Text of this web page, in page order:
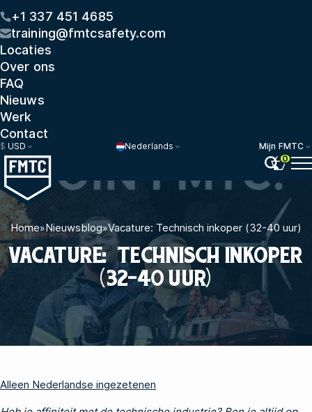
+1 337 451 4685
training@fmtcsafety.com
Locaties
Over ons
FAQ
Nieuws
Werk
Contact
$ USD Nederlands
Mijn FMTC
0
Home»Nieuwsblog»Vacature: Technisch inkoper (32-40 uur)
VACATURE: TECHNISCH INKOPER
(32-40 UUR)
Alleen Nederlandse ingezetenen